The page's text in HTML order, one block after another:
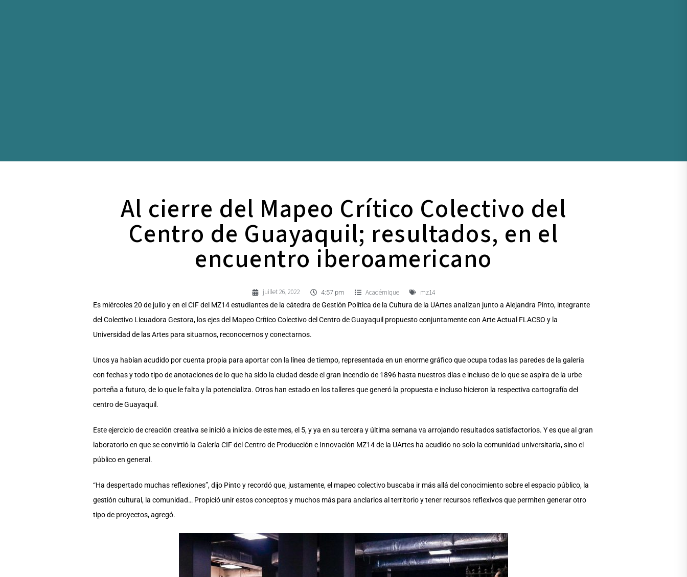
Al cierre del Mapeo Crítico Colectivo del
Centro de Guayaquil; resultados, en el
encuentro iberoamericano
juillet 26, 2022 4:57 pm Académique mz14
Es miércoles 20 de julio y en el CIF del MZ14 estudiantes de la cátedra de Gestión Política de la Cultura de la UArtes analizan junto a Alejandra Pinto, integrante
del Colectivo Licuadora Gestora, los ejes del Mapeo Crítico Colectivo del Centro de Guayaquil propuesto conjuntamente con Arte Actual FLACSO y la
Universidad de las Artes para situarnos, reconocernos y conectarnos.
Unos ya habían acudido por cuenta propia para aportar con la línea de tiempo, representada en un enorme gráfico que ocupa todas las paredes de la galería
con fechas y todo tipo de anotaciones de lo que ha sido la ciudad desde el gran incendio de 1896 hasta nuestros días e incluso de lo que se aspira de la urbe
porteña a futuro, de lo que le falta y la potencializa. Otros han estado en los talleres que generó la propuesta e incluso hicieron la respectiva cartografía del
centro de Guayaquil.
Este ejercicio de creación creativa se inició a inicios de este mes, el 5, y ya en su tercera y última semana va arrojando resultados satisfactorios. Y es que al gran
laboratorio en que se convirtió la Galería CIF del Centro de Producción e Innovación MZ14 de la UArtes ha acudido no solo la comunidad universitaria, sino el
público en general.
“Ha despertado muchas reflexiones”, dijo Pinto y recordó que, justamente, el mapeo colectivo buscaba ir más allá del conocimiento sobre el espacio público, la
gestión cultural, la comunidad… Propició unir estos conceptos y muchos más para anclarlos al territorio y tener recursos reflexivos que permiten generar otro
tipo de proyectos, agregó.